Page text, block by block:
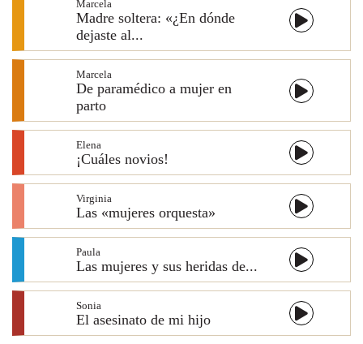
Marcela
Madre soltera: «¿En dónde
dejaste al...
Marcela
De paramédico a mujer en
parto
Elena
¡Cuáles novios!
Virginia
Las «mujeres orquesta»
Paula
Las mujeres y sus heridas de...
Sonia
El asesinato de mi hijo